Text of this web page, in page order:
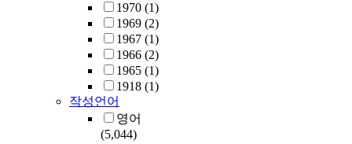
1970 (1)
1969 (2)
1967 (1)
1966 (2)
1965 (1)
1918 (1)
작성언어
영어
(5,044)